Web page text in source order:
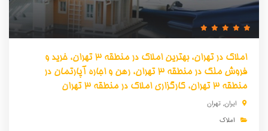
املاک در تهران، بهترین املاک در منطقه 3 تهران، خرید و
فروش ملک در منطقه 3 تهران، رهن و اجاره آپارتمان در
منطقه 3 تهران، کارگزاری املاک در منطقه 3 تهران
ایران, تهران
املاک